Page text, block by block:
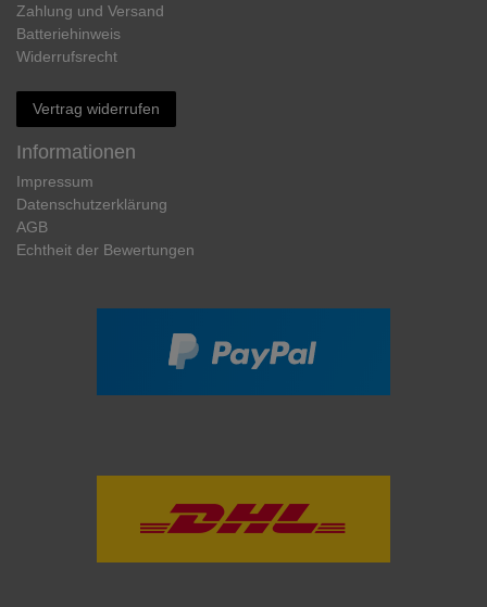
Zahlung und Versand
Batteriehinweis
Widerrufs­recht
Vertrag widerrufen
Informationen
Impressum
Daten­schutz­erklärung
AGB
Echtheit der Bewertungen